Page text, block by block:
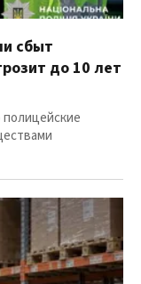
сбыт
до 10 лет